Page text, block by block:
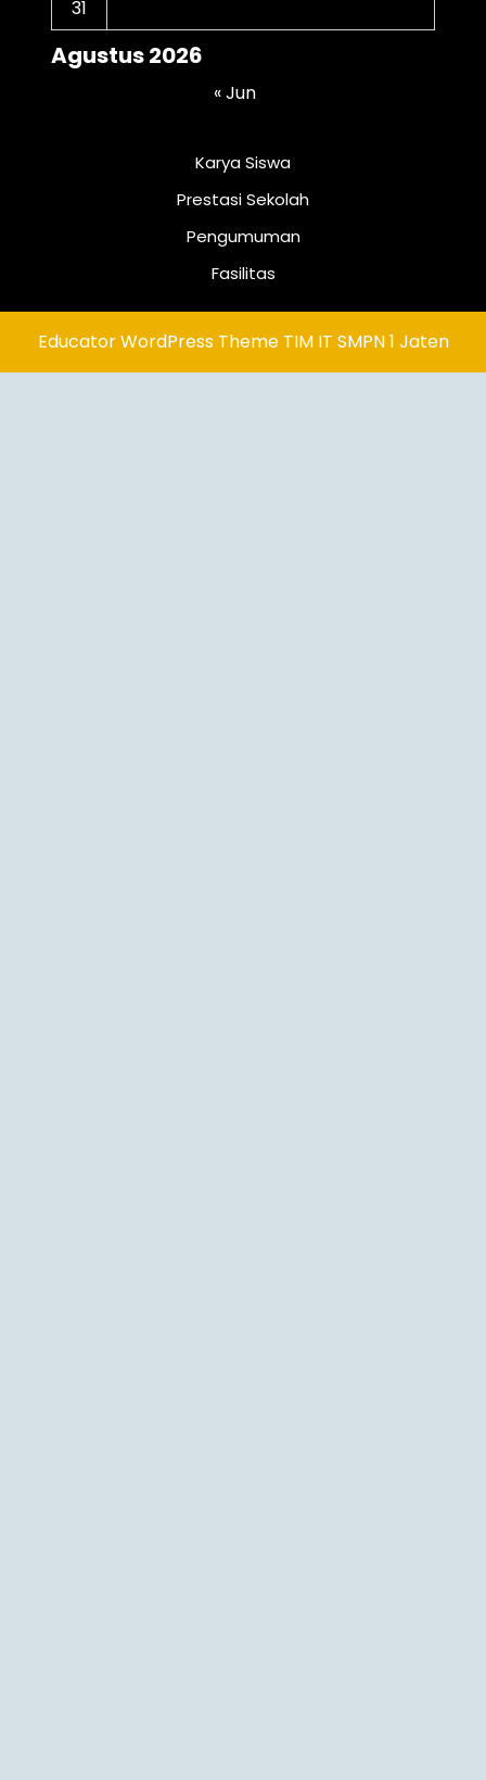
Agustus 2026
31
« Jun
Karya Siswa
Prestasi Sekolah
Pengumuman
Fasilitas
Educator WordPress ThemeTIM IT SMPN 1 Jaten